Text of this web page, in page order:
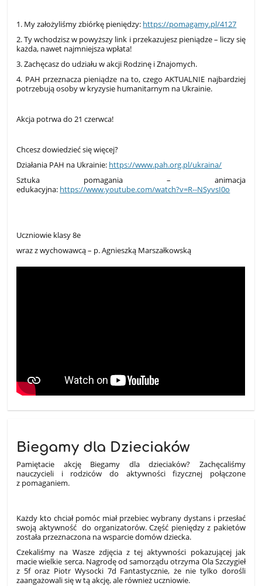
1. My założyliśmy zbiórkę pieniędzy: https://pomagamy.pl/4127
2. Ty wchodzisz w powyższy link i przekazujesz pieniądze – liczy się
każda, nawet najmniejsza wpłata!
3. Zachęcasz do udziału w akcji Rodzinę i Znajomych.
4. PAH przeznacza pieniądze na to, czego AKTUALNIE najbardziej
potrzebują osoby w kryzysie humanitarnym na Ukrainie.
Akcja potrwa do 21 czerwca!
Chcesz dowiedzieć się więcej?
Działania PAH na Ukrainie: https://www.pah.org.pl/ukraina/
Sztuka pomagania – animacja
edukacyjna: https://www.youtube.com/watch?v=R--NSyvsI0o
Uczniowie klasy 8e
wraz z wychowawcą – p. Agnieszką Marszałkowską
Biegamy dla Dzieciaków
Pamiętacie akcję Biegamy dla dzieciaków? Zachęcaliśmy
nauczycieli i rodziców do aktywności fizycznej połączone
z pomaganiem.
Każdy kto chciał pomóc miał przebiec wybrany dystans i przesłać
swoją aktywność do organizatorów. Część pieniędzy z pakietów
została przeznaczona na wsparcie domów dziecka.
Czekaliśmy na Wasze zdjęcia z tej aktywności pokazującej jak
macie wielkie serca. Nagrodę od samorządu otrzyma Ola Szczygieł
z 5f oraz Piotr Wysocki 7d Fantastycznie, że nie tylko dorośli
zaangażowali się w tą akcję, ale również uczniowie.